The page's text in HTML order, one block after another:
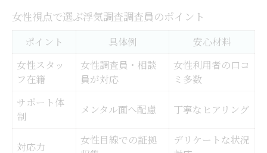
女性視点で選ぶ浮気調査調査員のポイント
ポイント 具体例
安心材料
女性スタッ
フ在籍
女性調査員・相談
員が対応
女性利用者の口コ
ミ多数
サポート体
制
メンタル面へ配慮 丁寧なヒアリング
対応力
女性目線での証拠
デリケートな状況